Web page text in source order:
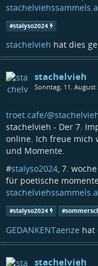
#stalyso2024
stachelvieh hat dies
stachelvieh
Sonntag, 11. August
troet.cafe/
stachelvieh - Der 7.
online. Ich freue mich
und Momente.
#stalyso2024, 7.
für poetische
#stalyso2024 #
GEDANKENTaenze hat
stachelvieh